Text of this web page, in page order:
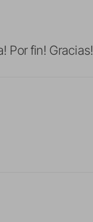
Por fin! Gracias!